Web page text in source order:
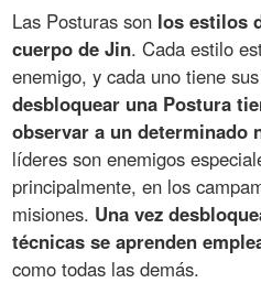
Las Posturas son los estilos
cuerpo de Jin. Cada estilo
enemigo, y cada uno tiene
desbloquear una Postura
observar a un determinado
líderes son enemigos
principalmente, en los
misiones. Una vez
técnicas se aprenden
como todas las demás.